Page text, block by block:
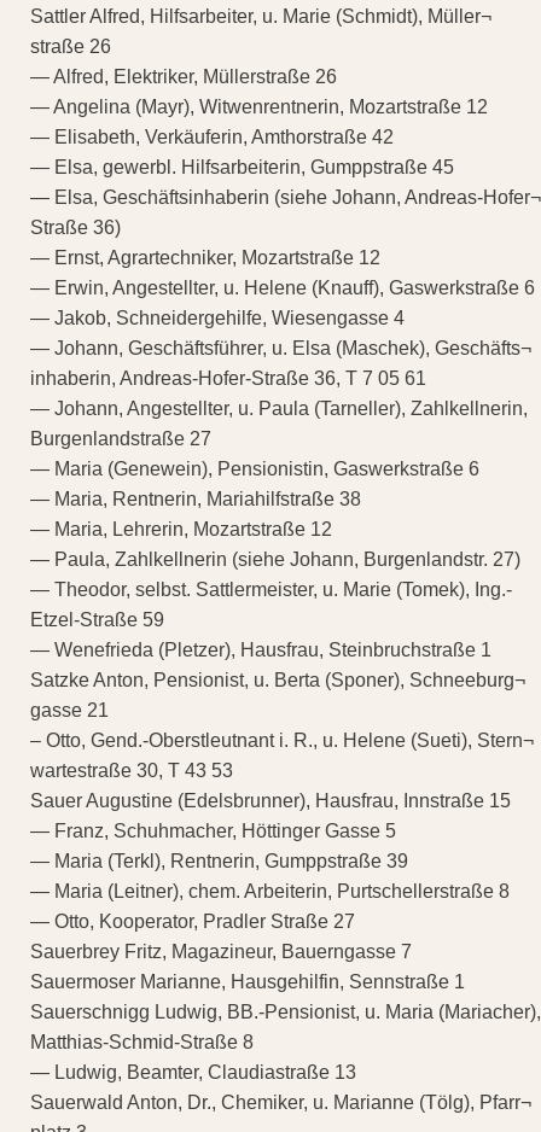
Sattler Alfred, Hilfsarbeiter, u. Marie (Schmidt), Müller¬
straße 26
— Alfred, Elektriker, Müllerstraße 26
— Angelina (Mayr), Witwenrentnerin, Mozartstraße 12
— Elisabeth, Verkäuferin, Amthorstraße 42
— Elsa, gewerbl. Hilfsarbeiterin, Gumppstraße 45
— Elsa, Geschäftsinhaberin (siehe Johann, Andreas-Hofer¬
Straße 36)
— Ernst, Agrartechniker, Mozartstraße 12
— Erwin, Angestellter, u. Helene (Knauff), Gaswerkstraße 6
— Jakob, Schneidergehilfe, Wiesengasse 4
— Johann, Geschäftsführer, u. Elsa (Maschek), Geschäfts¬
inhaberin, Andreas-Hofer-Straße 36, T 7 05 61
— Johann, Angestellter, u. Paula (Tarneller), Zahlkellnerin,
Burgenlandstraße 27
— Maria (Genewein), Pensionistin, Gaswerkstraße 6
— Maria, Rentnerin, Mariahilfstraße 38
— Maria, Lehrerin, Mozartstraße 12
— Paula, Zahlkellnerin (siehe Johann, Burgenlandstr. 27)
— Theodor, selbst. Sattlermeister, u. Marie (Tomek), Ing.-
Etzel-Straße 59
— Wenefrieda (Pletzer), Hausfrau, Steinbruchstraße 1
Satzke Anton, Pensionist, u. Berta (Sponer), Schneeburg¬
gasse 21
– Otto, Gend.-Oberstleutnant i. R., u. Helene (Sueti), Stern¬
wartestraße 30, T 43 53
Sauer Augustine (Edelsbrunner), Hausfrau, Innstraße 15
— Franz, Schuhmacher, Höttinger Gasse 5
— Maria (Terkl), Rentnerin, Gumppstraße 39
— Maria (Leitner), chem. Arbeiterin, Purtschellerstraße 8
— Otto, Kooperator, Pradler Straße 27
Sauerbrey Fritz, Magazineur, Bauerngasse 7
Sauermoser Marianne, Hausgehilfin, Sennstraße 1
Sauerschnigg Ludwig, BB.-Pensionist, u. Maria (Mariacher),
Matthias-Schmid-Straße 8
— Ludwig, Beamter, Claudiastraße 13
Sauerwald Anton, Dr., Chemiker, u. Marianne (Tölg), Pfarr¬